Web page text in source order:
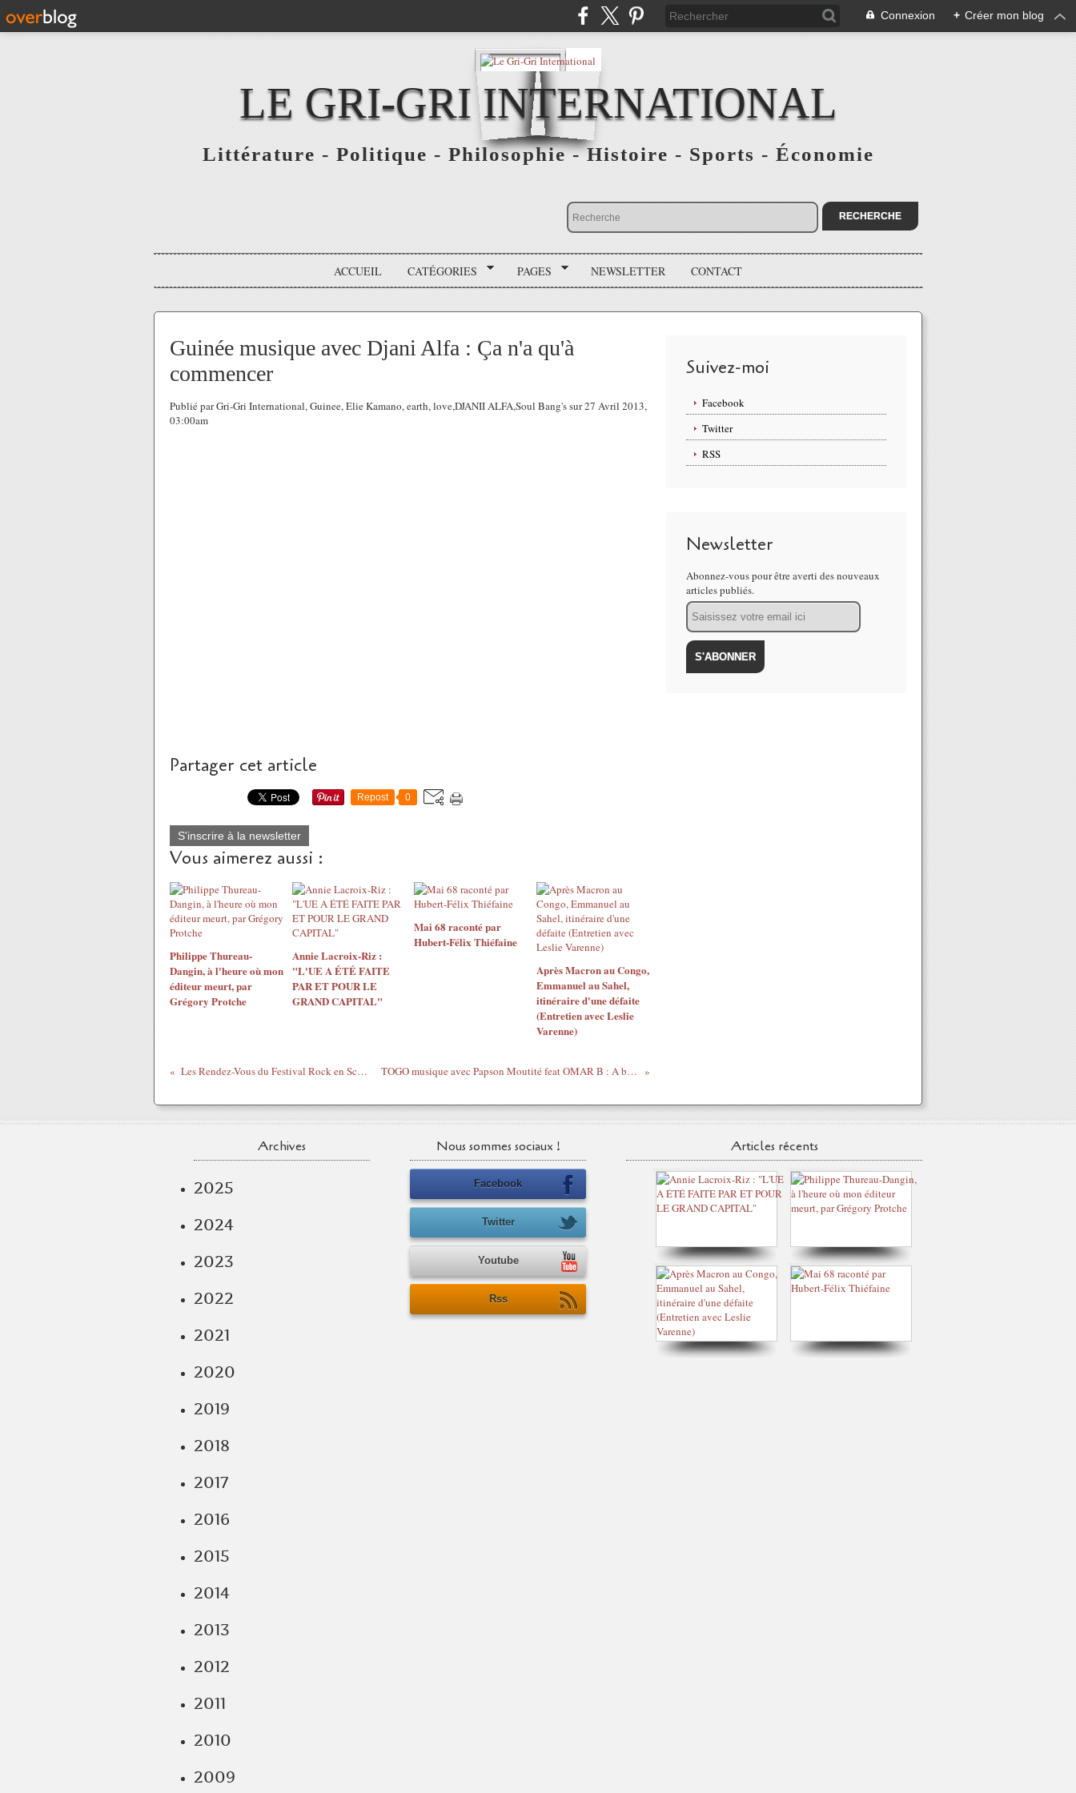
Connexion + Créer mon blog
LE GRI-GRI INTERNATIONAL
Littérature - Politique - Philosophie - Histoire - Sports - Économie
ACCUEIL CATÉGORIES PAGES NEWSLETTER CONTACT
Guinée musique avec Djani Alfa : Ça n'a qu'à
commencer
Publié par Gri-Gri International, Guinee, Elie Kamano, earth, love,DJANII ALFA,Soul Bang's sur 27 Avril 2013,
03:00am
Partager cet article
Repost 0
S'inscrire à la newsletter
Vous aimerez aussi :
Philippe Thureau-
Dangin, à l'heure où mon
éditeur meurt, par
Grégory Protche
Annie Lacroix-Riz :
"L'UE A ÉTÉ FAITE
PAR ET POUR LE
GRAND CAPITAL"
Mai 68 raconté par
Hubert-Félix Thiéfaine
Après Macron au Congo,
Emmanuel au Sahel,
itinéraire d'une défaite
(Entretien avec Leslie
Varenne)
Les Rendez-Vous du Festival Rock en Scene 2013... TOGO musique avec Papson Moutité feat OMAR B : A bas les jaloux.
Suivez-moi
Facebook
Twitter
RSS
Newsletter
Abonnez-vous pour être averti des nouveaux
articles publiés.
Email
Archives
2025
2024
2023
2022
2021
2020
2019
2018
2017
2016
2015
2014
2013
2012
2011
2010
2009
Nous sommes sociaux !
Facebook
Twitter
Youtube
Rss
Articles récents